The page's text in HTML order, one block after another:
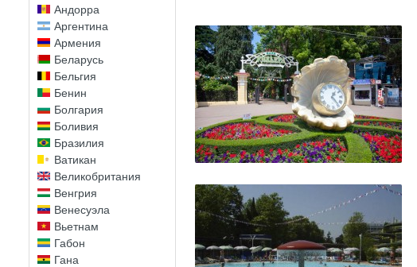
Андорра
Аргентина
Армения
Беларусь
Бельгия
Бенин
Болгария
Боливия
Бразилия
Ватикан
Великобритания
Венгрия
Венесуэла
Вьетнам
Габон
Гана